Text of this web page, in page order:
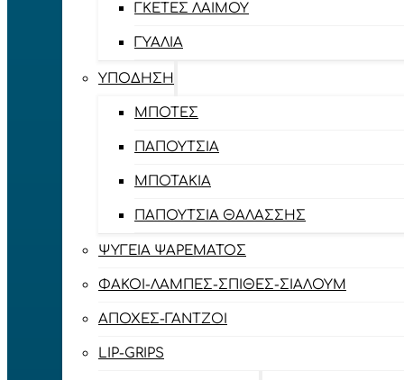
ΓΚΈΤΕΣ ΛΑΊΜΟΥ
ΓΥΑΛΙΆ
ΥΠΌΔΗΣΗ
ΜΠΌΤΕΣ
ΠΑΠΟΎΤΣΙΑ
ΜΠΟΤΆΚΙΑ
ΠΑΠΟΎΤΣΙΑ ΘΑΛΆΣΣΗΣ
ΨΥΓΕΊΑ ΨΑΡΈΜΑΤΟΣ
ΦΑΚΟΊ-ΛΆΜΠΕΣ-ΣΠΊΘΕΣ-ΣΊΑΛΟΥΜ
ΑΠΌΧΕΣ-ΓΆΝΤΖΟΙ
LIP-GRIPS